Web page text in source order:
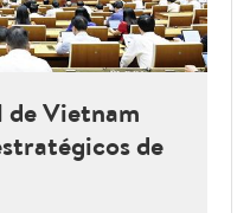
de Vietnam
de